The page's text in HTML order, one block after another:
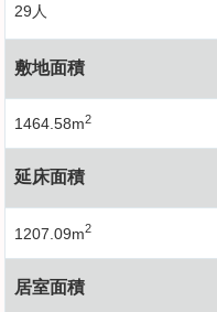
29人
敷地面積
1464.58m2
延床面積
1207.09m2
居室面積